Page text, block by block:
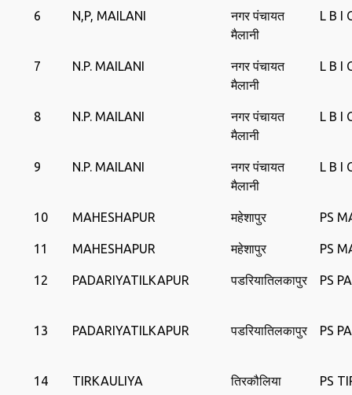
6 N,P, MAILANI
नगर पंचायत
मैलानी
L B I
7 N.P. MAILANI
नगर पंचायत
मैलानी
L B I
8 N.P. MAILANI
नगर पंचायत
मैलानी
L B I
9 N.P. MAILANI
नगर पंचायत
मैलानी
L B I
10 MAHESHAPUR महेशापुर PS
11 MAHESHAPUR महेशापुर PS
12 PADARIYATILKAPUR पडरियातिलकापुर PS
13 PADARIYATILKAPUR पडरियातिलकापुर PS
14 TIRKAULIYA तिरकौलिया PS